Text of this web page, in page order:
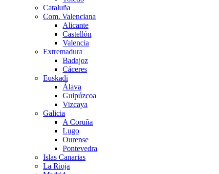
Cataluña
Com. Valenciana
Alicante
Castellón
Valencia
Extremadura
Badajoz
Cáceres
Euskadi
Álava
Guipúzcoa
Vizcaya
Galicia
A Coruña
Lugo
Ourense
Pontevedra
Islas Canarias
La Rioja